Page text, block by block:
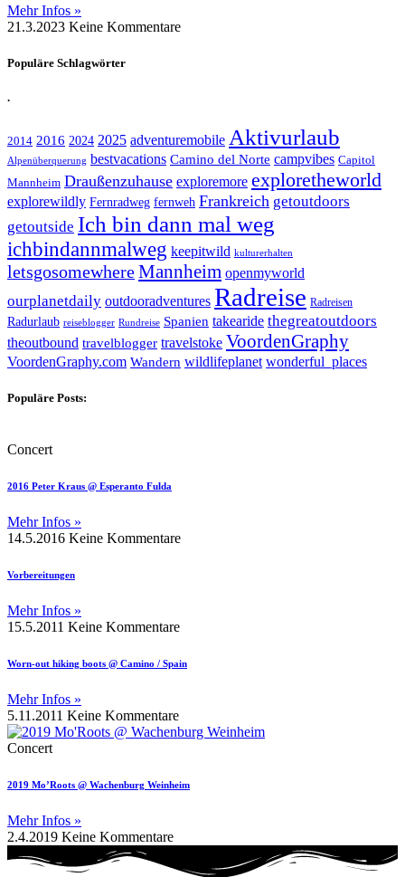
Mehr Infos »
21.3.2023 Keine Kommentare
Populäre Schlagwörter
.
2014 2016 2024 2025 adventuremobile Aktivurlaub
Alpenüberquerung bestvacations Camino del Norte campvibes Capitol
Mannheim Draußenzuhause exploremore exploretheworld
explorewildly Fernradweg fernweh Frankreich getoutdoors
getoutside Ich bin dann mal weg
ichbindannmalweg keepitwild kulturerhalten
letsgosomewhereMannheim openmyworld
ourplanetdaily outdooradventures Radreise Radreisen
Radurlaub reiseblogger Rundreise Spanien takearide thegreatoutdoors
theoutbound travelblogger travelstoke VoordenGraphy
VoordenGraphy.com Wandern wildlifeplanet wonderful_places
Populäre Posts:
Concert
2016 Peter Kraus @ Esperanto Fulda
Mehr Infos »
14.5.2016 Keine Kommentare
Vorbereitungen
Mehr Infos »
15.5.2011 Keine Kommentare
Worn-out hiking boots @ Camino / Spain
Mehr Infos »
5.11.2011 Keine Kommentare
Concert
2019 Mo’Roots @ Wachenburg Weinheim
Mehr Infos »
2.4.2019 Keine Kommentare